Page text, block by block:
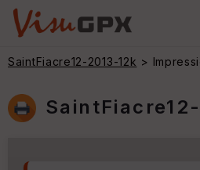
SaintFiacre12-2013-12k >